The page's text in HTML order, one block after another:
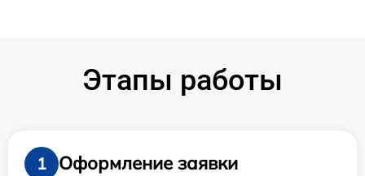
Этапы работы
1
Оформление заявки